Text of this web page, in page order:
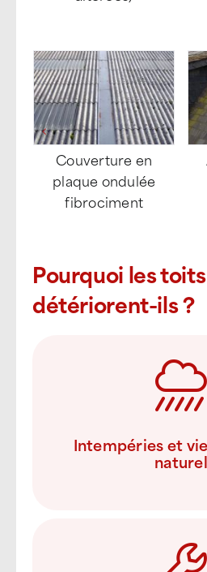
Couverture en
plaque ondulée
fibrociment
Pourquoi les
détériorent-ils ?
Intempéries et
naturel